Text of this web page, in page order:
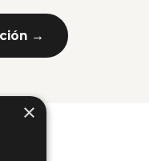
→
×